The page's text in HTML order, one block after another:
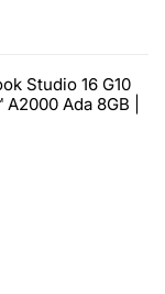
Studio 16 G10
Ada 8GB |